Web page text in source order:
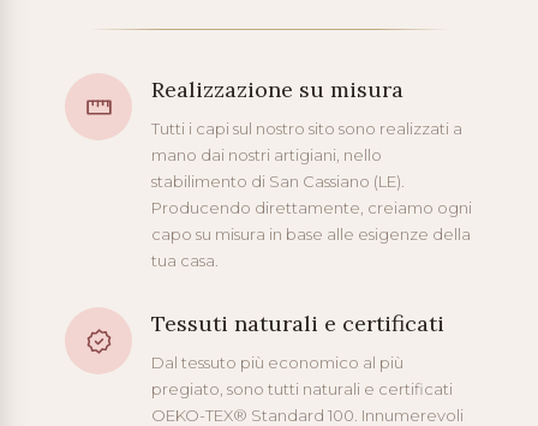
Realizzazione su misura
Tutti i capi sul nostro sito sono realizzati a
mano dai nostri artigiani, nello
stabilimento di San Cassiano (LE).
Producendo direttamente, creiamo ogni
capo su misura in base alle esigenze della
tua casa.
Tessuti naturali e certificati
Dal tessuto più economico al più
pregiato, sono tutti naturali e certificati
OEKO-TEX® Standard 100. Innumerevoli